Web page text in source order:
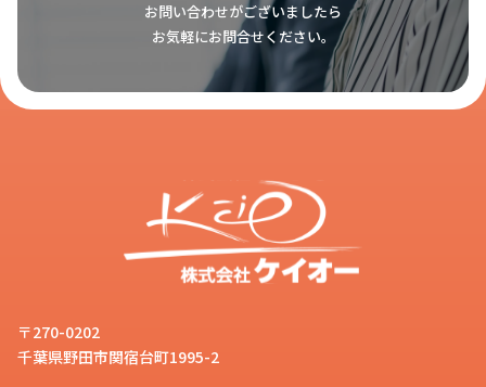
お問い合わせがございましたら
お気軽にお問合せください。
〒270-0202
千葉県野田市関宿台町1995-2